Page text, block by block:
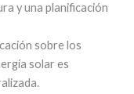
y una planificación
sobre los
solar es